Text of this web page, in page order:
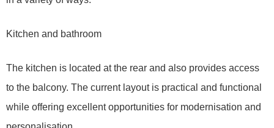
Kitchen and bathroom
The kitchen is located at the rear and also provides access
to the balcony. The current layout is practical and functional
while offering excellent opportunities for modernisation and